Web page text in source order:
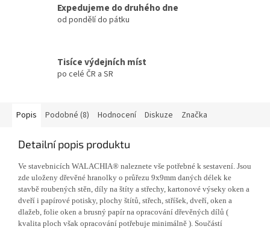
Expedujeme do druhého dne
od pondělí do pátku
Tisíce výdejních míst
po celé ČR a SR
Popis Podobné (8) Hodnocení Diskuze Značka
Detailní popis produktu
Ve stavebnicích WALACHIA® naleznete vše potřebné k sestavení. Jsou
zde uloženy dřevěné hranolky o průřezu 9x9mm daných délek ke
stavbě roubených stěn, díly na štíty a střechy, kartonové výseky oken a
dveří i papírové potisky, plochy štítů, střech, stříšek, dveří, oken a
dlažeb, folie oken a brusný papír na opracování dřevěných dílů (
kvalita ploch však opracování potřebuje minimálně ). Součástí